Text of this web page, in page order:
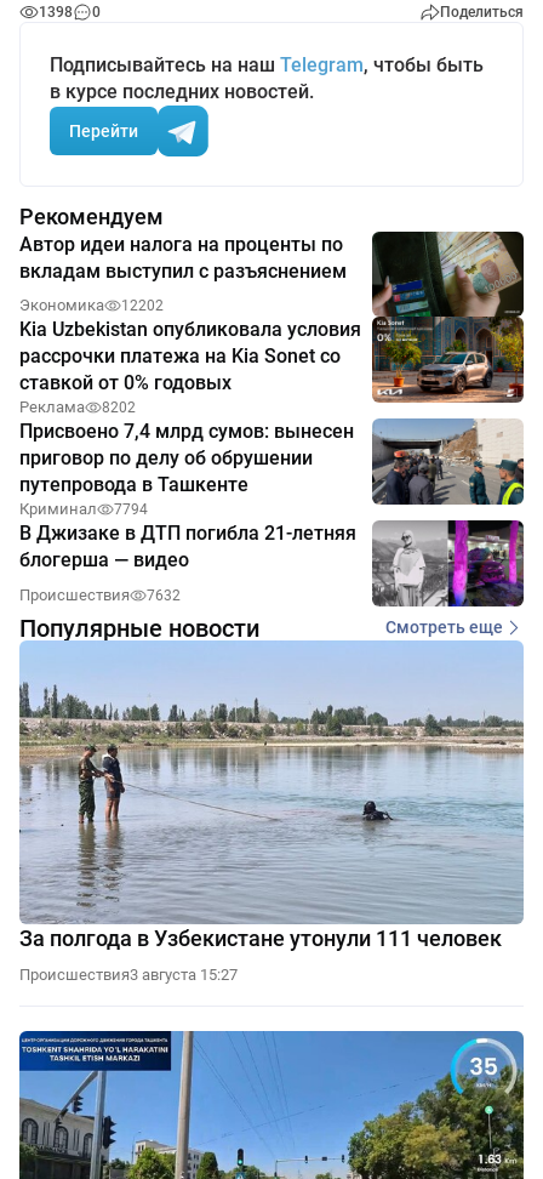
1398 0 Поделиться
Подписывайтесь на наш Telegram, чтобы быть
в курсе последних новостей.
Перейти
Рекомендуем
Автор идеи налога на проценты по
вкладам выступил с разъяснением
Экономика 12202
Kia Uzbekistan опубликовала условия
рассрочки платежа на Kia Sonet со
ставкой от 0% годовых
Реклама 8202
Присвоено 7,4 млрд сумов: вынесен
приговор по делу об обрушении
путепровода в Ташкенте
Криминал 7794
В Джизаке в ДТП погибла 21-летняя
блогерша — видео
Происшествия 7632
Популярные новости Смотреть еще
За полгода в Узбекистане утонули 111 человек
Происшествия3 августа 15:27